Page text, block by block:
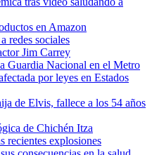
en Amazon
redes sociales
Jim Carrey
Guardia Nacional en el Metro
por leyes en Estados
de Elvis, fallece a los 54 años
de Chichén Itza
recientes explosiones